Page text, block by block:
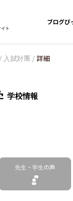
ブログぴ
/ 入試対策 / 詳細
学校情報
先生・学生の声